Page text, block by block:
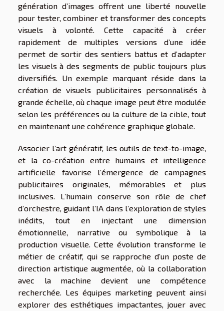
génération d’images offrent une liberté nouvelle
pour tester, combiner et transformer des concepts
visuels à volonté. Cette capacité à créer
rapidement de multiples versions d’une idée
permet de sortir des sentiers battus et d’adapter
les visuels à des segments de public toujours plus
diversifiés. Un exemple marquant réside dans la
création de visuels publicitaires personnalisés à
grande échelle, où chaque image peut être modulée
selon les préférences ou la culture de la cible, tout
en maintenant une cohérence graphique globale.
Associer l’art génératif, les outils de text-to-image,
et la co-création entre humains et intelligence
artificielle favorise l’émergence de campagnes
publicitaires originales, mémorables et plus
inclusives. L’humain conserve son rôle de chef
d’orchestre, guidant l’IA dans l’exploration de styles
inédits, tout en injectant une dimension
émotionnelle, narrative ou symbolique à la
production visuelle. Cette évolution transforme le
métier de créatif, qui se rapproche d’un poste de
direction artistique augmentée, où la collaboration
avec la machine devient une compétence
recherchée. Les équipes marketing peuvent ainsi
explorer des esthétiques impactantes, jouer avec